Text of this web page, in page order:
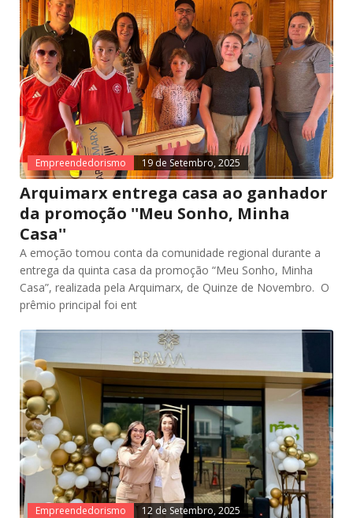
Empreendedorismo 19 de Setembro, 2025
Arquimarx entrega casa ao ganhador
da promoção ''Meu Sonho, Minha
Casa''
A emoção tomou conta da comunidade regional durante a
entrega da quinta casa da promoção “Meu Sonho, Minha
Casa”, realizada pela Arquimarx, de Quinze de Novembro. O
prêmio principal foi ent
Empreendedorismo 12 de Setembro, 2025